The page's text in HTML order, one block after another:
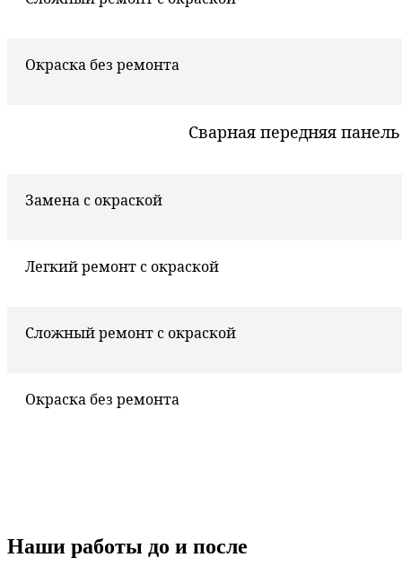
Окраска без ремонта
Сварная передняя панель
Замена с окраской
Легкий ремонт с окраской
Сложный ремонт с окраской
Окраска без ремонта
Наши работы до и после